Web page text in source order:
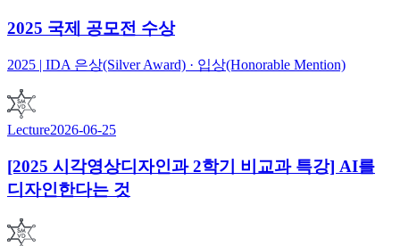
2025 국제 공모전 수상
2025 | IDA 은상(Silver Award) · 입상(Honorable Mention)
Lecture2026-06-25
[2025 시각영상디자인과 2학기 비교과 특강] AI를
디자인한다는 것